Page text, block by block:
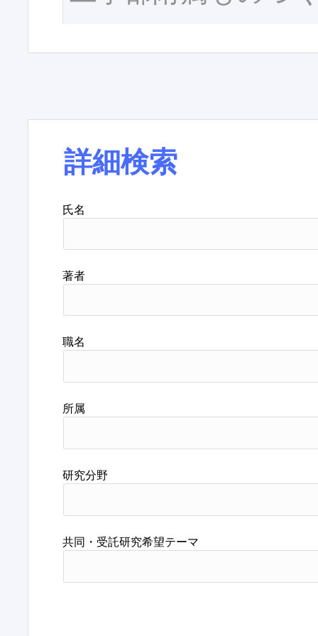
詳細検索
氏名
著者
職名
所属
研究分野
共同・受託研究希望テーマ